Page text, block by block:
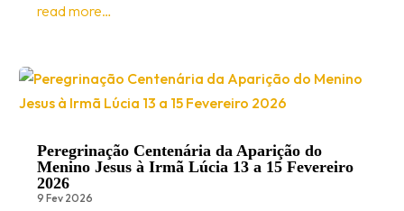
read more…
Peregrinação Centenária da Aparição do
Menino Jesus à Irmã Lúcia 13 a 15 Fevereiro
2026
9 Fev 2026